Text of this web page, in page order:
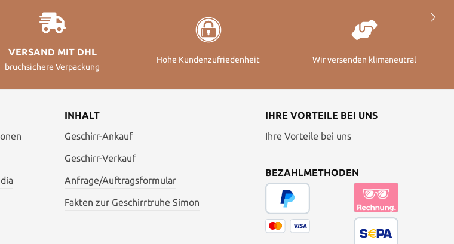
VERSAND MIT DHL
bruchsichere Verpackung
Hohe Kundenzufriedenheit Wir versenden klimaneutral
INHALT
Geschirr-Ankauf
Geschirr-Verkauf
Anfrage/Auftragsformular
Fakten zur Geschirrtruhe Simon
IHRE VORTEILE BEI UNS
Ihre Vorteile bei uns
BEZAHLMETHODEN